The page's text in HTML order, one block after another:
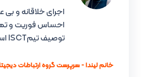
اجرای خلاقانه و
احساس فوریت و
توصیف تیمISCT است.
خانم لیندا - سرپرست گروه ارتباطات